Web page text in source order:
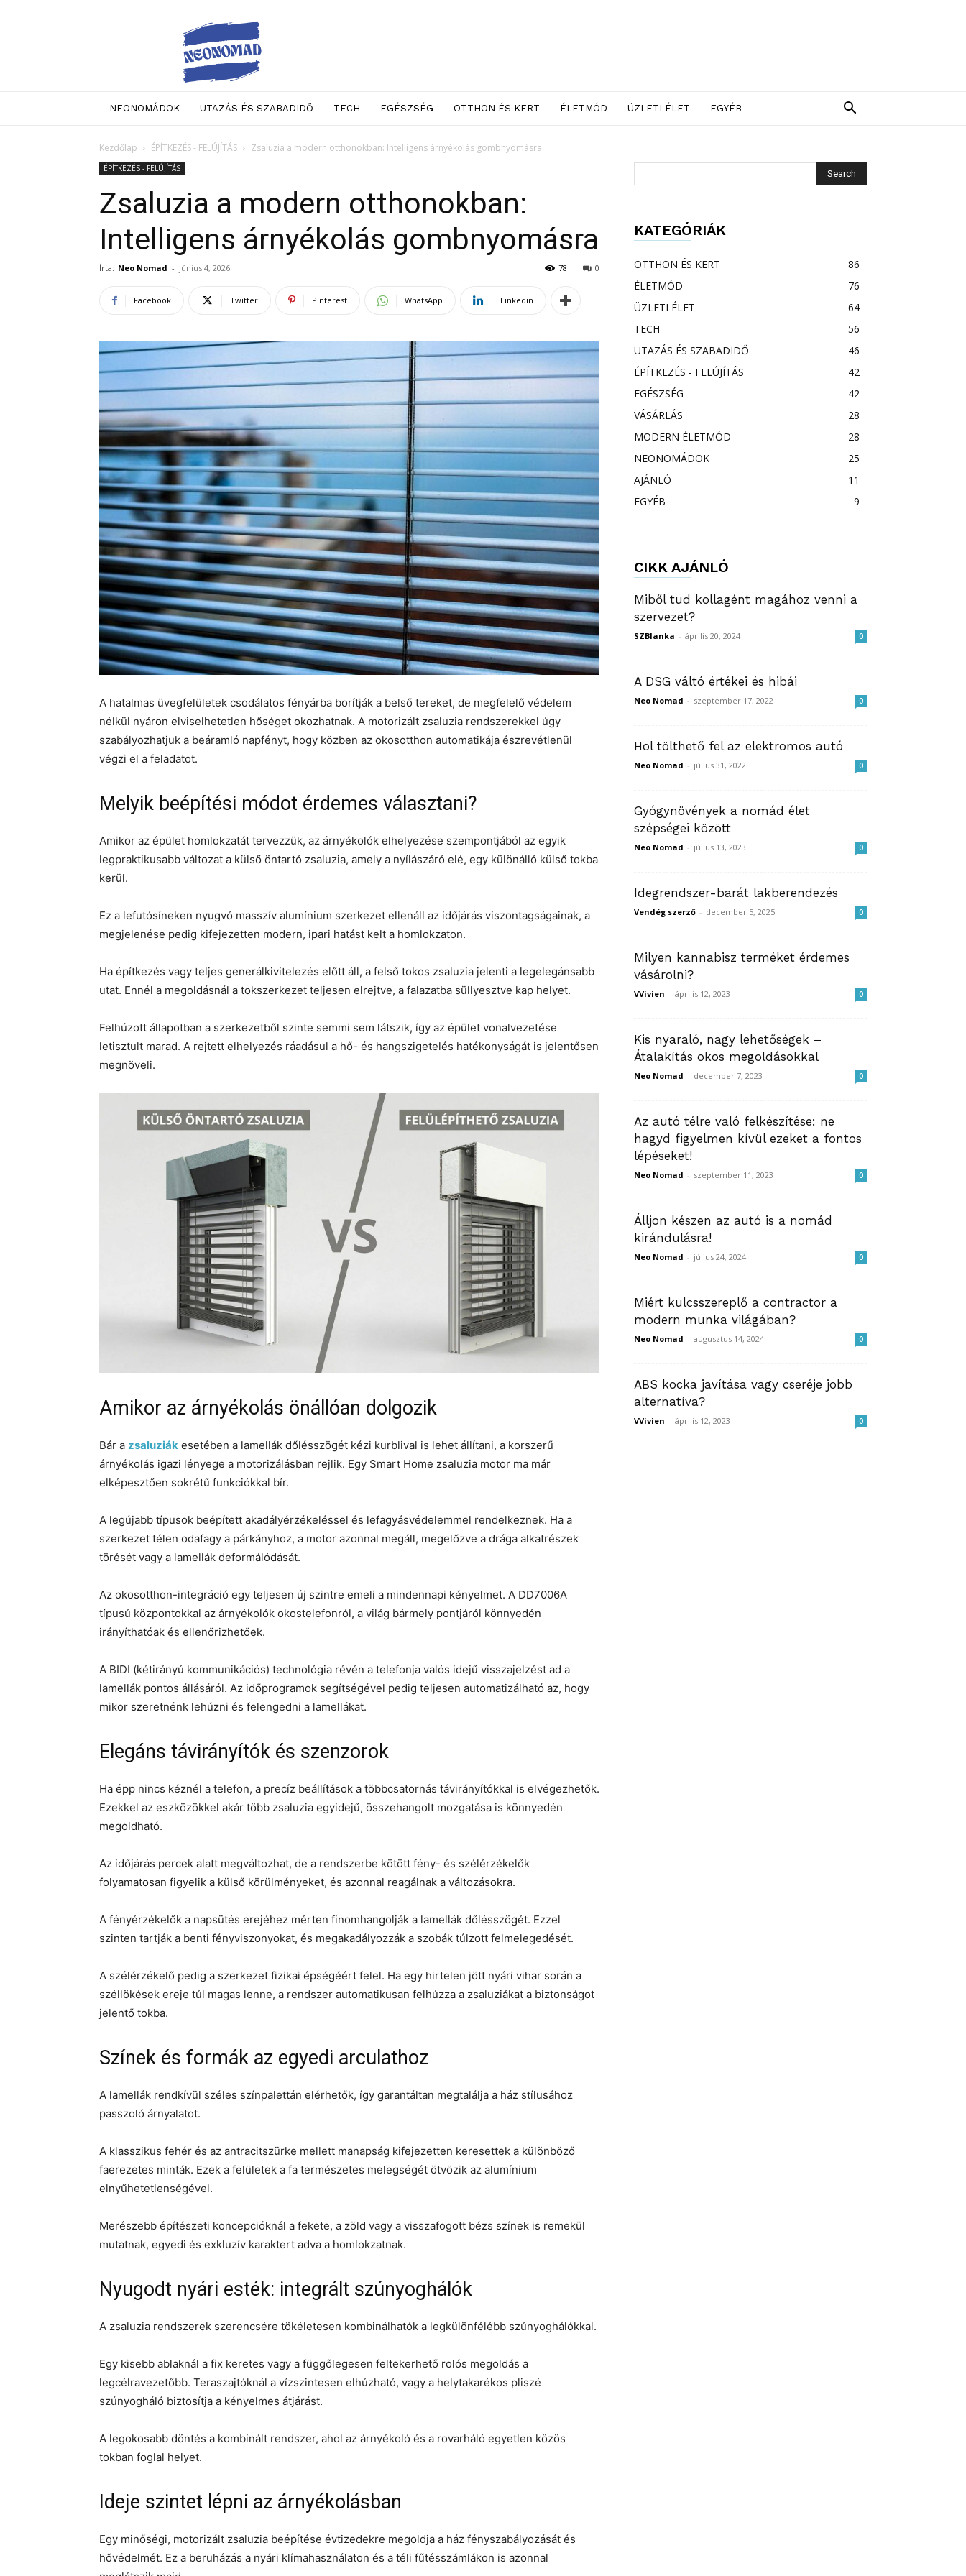
Neo
Nomad
NEONOMÁDOK UTAZÁS ÉS SZABADIDŐ TECH EGÉSZSÉG OTTHON ÉS KERT ÉLETMÓD ÜZLETI ÉLET EGYÉB
Kezdőlap ÉPÍTKEZÉS - FELÚJÍTÁS Zsaluzia a modern otthonokban: Intelligens árnyékolás gombnyomásra
ÉPÍTKEZÉS - FELÚJÍTÁS
Zsaluzia a modern otthonokban:
Intelligens árnyékolás gombnyomásra
Írta: Neo Nomad - június 4, 2026 0
78
Facebook Twitter Pinterest WhatsApp Linkedin
A hatalmas üvegfelületek csodálatos fényárba borítják a belső tereket, de megfelelő védelem
nélkül nyáron elviselhetetlen hőséget okozhatnak. A motorizált zsaluzia rendszerekkel úgy
szabályozhatjuk a beáramló napfényt, hogy közben az okosotthon automatikája észrevétlenül
végzi el a feladatot.
Melyik beépítési módot érdemes választani?
Amikor az épület homlokzatát tervezzük, az árnyékolók elhelyezése szempontjából az egyik
legpraktikusabb változat a külső öntartó zsaluzia, amely a nyílászáró elé, egy különálló külső tokba
kerül.
Ez a lefutósíneken nyugvó masszív alumínium szerkezet ellenáll az időjárás viszontagságainak, a
megjelenése pedig kifejezetten modern, ipari hatást kelt a homlokzaton.
Ha építkezés vagy teljes generálkivitelezés előtt áll, a felső tokos zsaluzia jelenti a legelegánsabb
utat. Ennél a megoldásnál a tokszerkezet teljesen elrejtve, a falazatba süllyesztve kap helyet.
Felhúzott állapotban a szerkezetből szinte semmi sem látszik, így az épület vonalvezetése
letisztult marad. A rejtett elhelyezés ráadásul a hő- és hangszigetelés hatékonyságát is jelentősen
megnöveli.
Amikor az árnyékolás önállóan dolgozik
Bár a zsaluziák esetében a lamellák dőlésszögét kézi kurblival is lehet állítani, a korszerű
árnyékolás igazi lényege a motorizálásban rejlik. Egy Smart Home zsaluzia motor ma már
elképesztően sokrétű funkciókkal bír.
A legújabb típusok beépített akadályérzékeléssel és lefagyásvédelemmel rendelkeznek. Ha a
szerkezet télen odafagy a párkányhoz, a motor azonnal megáll, megelőzve a drága alkatrészek
törését vagy a lamellák deformálódását.
Az okosotthon-integráció egy teljesen új szintre emeli a mindennapi kényelmet. A DD7006A
típusú központokkal az árnyékolók okostelefonról, a világ bármely pontjáról könnyedén
irányíthatóak és ellenőrizhetőek.
A BIDI (kétirányú kommunikációs) technológia révén a telefonja valós idejű visszajelzést ad a
lamellák pontos állásáról. Az időprogramok segítségével pedig teljesen automatizálható az, hogy
mikor szeretnénk lehúzni és felengedni a lamellákat.
Elegáns távirányítók és szenzorok
Ha épp nincs kéznél a telefon, a precíz beállítások a többcsatornás távirányítókkal is elvégezhetők.
Ezekkel az eszközökkel akár több zsaluzia egyidejű, összehangolt mozgatása is könnyedén
megoldható.
Az időjárás percek alatt megváltozhat, de a rendszerbe kötött fény- és szélérzékelők
folyamatosan figyelik a külső körülményeket, és azonnal reagálnak a változásokra.
A fényérzékelők a napsütés erejéhez mérten finomhangolják a lamellák dőlésszögét. Ezzel
szinten tartják a benti fényviszonyokat, és megakadályozzák a szobák túlzott felmelegedését.
A szélérzékelő pedig a szerkezet fizikai épségéért felel. Ha egy hirtelen jött nyári vihar során a
széllökések ereje túl magas lenne, a rendszer automatikusan felhúzza a zsaluziákat a biztonságot
jelentő tokba.
Színek és formák az egyedi arculathoz
A lamellák rendkívül széles színpalettán elérhetők, így garantáltan megtalálja a ház stílusához
passzoló árnyalatot.
A klasszikus fehér és az antracitszürke mellett manapság kifejezetten keresettek a különböző
faerezetes minták. Ezek a felületek a fa természetes melegségét ötvözik az alumínium
elnyűhetetlenségével.
Merészebb építészeti koncepcióknál a fekete, a zöld vagy a visszafogott bézs színek is remekül
mutatnak, egyedi és exkluzív karaktert adva a homlokzatnak.
Nyugodt nyári esték: integrált szúnyoghálók
A zsaluzia rendszerek szerencsére tökéletesen kombinálhatók a legkülönfélébb szúnyoghálókkal.
Egy kisebb ablaknál a fix keretes vagy a függőlegesen feltekerhető rolós megoldás a
legcélravezetőbb. Teraszajtóknál a vízszintesen elhúzható, vagy a helytakarékos pliszé
szúnyogháló biztosítja a kényelmes átjárást.
A legokosabb döntés a kombinált rendszer, ahol az árnyékoló és a rovarháló egyetlen közös
tokban foglal helyet.
Ideje szintet lépni az árnyékolásban
Egy minőségi, motorizált zsaluzia beépítése évtizedekre megoldja a ház fényszabályozását és
hővédelmét. Ez a beruházás a nyári klímahasználaton és a téli fűtésszámlákon is azonnal
KATEGÓRIÁK
OTTHON ÉS KERT
86
ÉLETMÓD
76
ÜZLETI ÉLET
64
TECH
56
UTAZÁS ÉS SZABADIDŐ
46
ÉPÍTKEZÉS - FELÚJÍTÁS
42
EGÉSZSÉG
42
VÁSÁRLÁS
28
MODERN ÉLETMÓD
28
NEONOMÁDOK
25
AJÁNLÓ
11
EGYÉB
9
CIKK AJÁNLÓ
Miből tud kollagént magához venni a
szervezet?
SZBlanka - április 20, 2024 0
A DSG váltó értékei és hibái
Neo Nomad - szeptember 17, 2022 0
Hol tölthető fel az elektromos autó
Neo Nomad - július 31, 2022 0
Gyógynövények a nomád élet
szépségei között
Neo Nomad - július 13, 2023 0
Idegrendszer-barát lakberendezés
Vendég szerző - december 5, 2025 0
Milyen kannabisz terméket érdemes
vásárolni?
VVivien - április 12, 2023 0
Kis nyaraló, nagy lehetőségek –
Átalakítás okos megoldásokkal
Neo Nomad - december 7, 2023 0
Az autó télre való felkészítése: ne
hagyd figyelmen kívül ezeket a fontos
lépéseket!
Neo Nomad - szeptember 11, 2023 0
Álljon készen az autó is a nomád
kirándulásra!
Neo Nomad - július 24, 2024 0
Miért kulcsszereplő a contractor a
modern munka világában?
Neo Nomad - augusztus 14, 2024 0
ABS kocka javítása vagy cseréje jobb
alternatíva?
VVivien - április 12, 2023 0